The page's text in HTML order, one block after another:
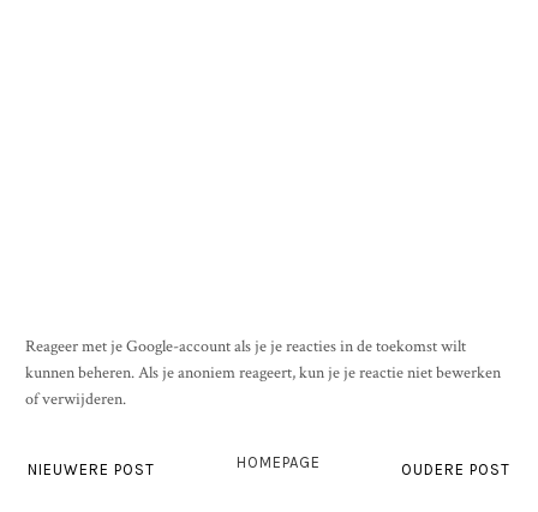
Reageer met je Google-account als je je reacties in de toekomst wilt
kunnen beheren. Als je anoniem reageert, kun je je reactie niet bewerken
of verwijderen.
NIEUWERE POST OUDERE POST
HOMEPAGE